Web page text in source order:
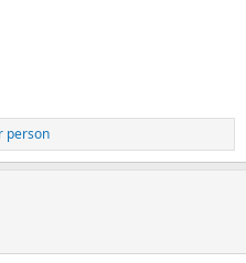
person